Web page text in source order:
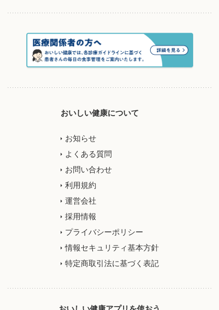
おいしい健康について
お知らせ
よくある質問
お問い合わせ
利用規約
運営会社
採用情報
プライバシーポリシー
情報セキュリティ基本方針
特定商取引法に基づく表記